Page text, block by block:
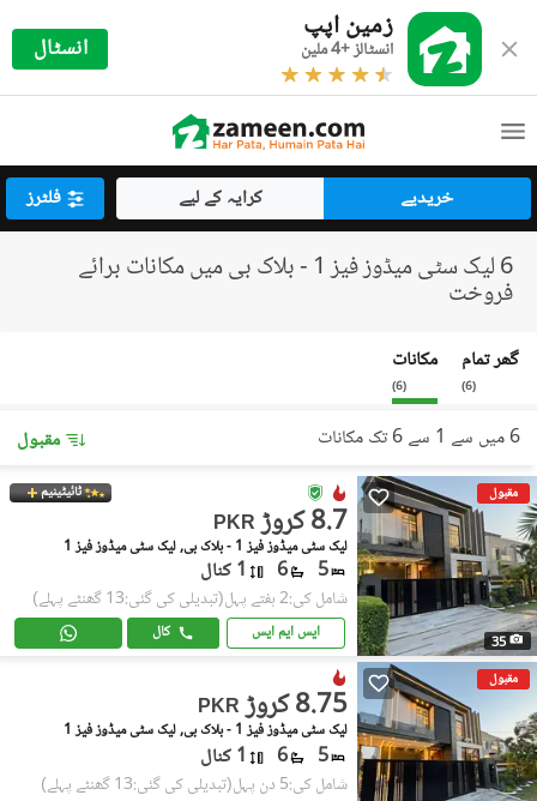
زمین اپپ
انسٹالز +4 ملین انسٹال
خریدیے کرایہ کے لیے فلٹرز
6 لیک سٹی میڈوز فیز 1 - بلاک بی میں مکانات برائے
فروخت
گھر تمام
(
6
)
مکانات
(
6
)
6 میں سے 1 سے 6 تک مکانات مقبول
مقبول
35
ٹائیٹینیم
PKR 8.7 کروڑ
لیک سٹی میڈوز فیز 1 - بلاک بی, لیک سٹی میڈوز فیز 1
5
6 1 کنال
شامل کی:2 ہفتے پہل (تبدیلی کی گئی:13 گھنٹے پہلے)
ایس ایم ایس کال
مقبول
PKR 8.75 کروڑ
لیک سٹی میڈوز فیز 1 - بلاک بی, لیک سٹی میڈوز فیز 1
5
6 1 کنال
شامل کی:5 دن پہل (تبدیلی کی گئی:13 گھنٹے پہلے)